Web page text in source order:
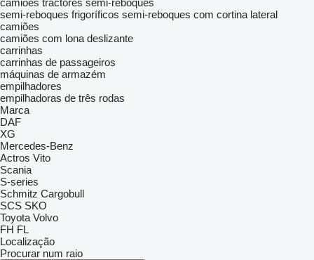
camiões tractores semi-reboques
semi-reboques frigoríficos semi-reboques com cortina lateral
camiões
camiões com lona deslizante
carrinhas
carrinhas de passageiros
máquinas de armazém
empilhadores
empilhadoras de três rodas
Marca
DAF
XG
Mercedes-Benz
Actros Vito
Scania
S-series
Schmitz Cargobull
SCS SKO
Toyota Volvo
FH FL
Localização
Procurar num raio